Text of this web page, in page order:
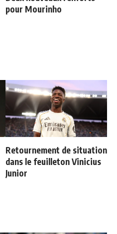
pour Mourinho
Retournement de situation
dans le feuilleton Vinicius
Junior